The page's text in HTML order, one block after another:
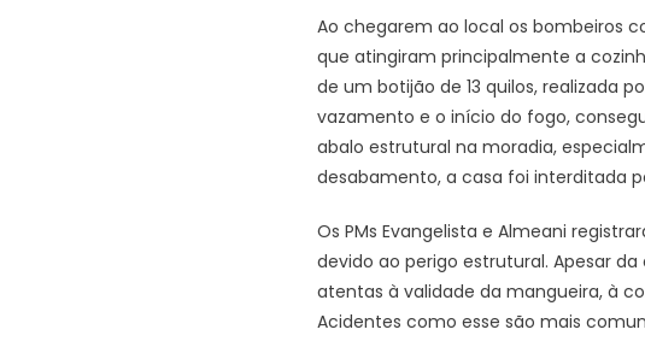
Ao chegarem ao local os bombeiros
que atingiram principalmente a
de um botijão de 13 quilos, realizada
vazamento e o início do fogo,
abalo estrutural na moradia,
desabamento, a casa foi interditada
Os PMs Evangelista e Almeani
devido ao perigo estrutural. Apesar
atentas à validade da mangueira, à
Acidentes como esse são mais